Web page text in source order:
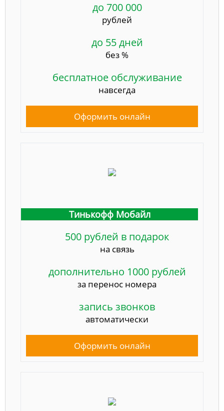
до 700 000
рублей
до 55 дней
без %
бесплатное обслуживание
навсегда
Оформить онлайн
Тинькофф Мобайл
500 рублей в подарок
на связь
дополнительно 1000 рублей
за перенос номера
запись звонков
автоматически
Оформить онлайн